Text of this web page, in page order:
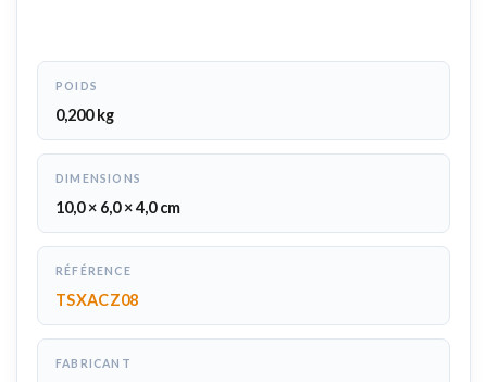
POIDS
0,200 kg
DIMENSIONS
10,0 × 6,0 × 4,0 cm
RÉFÉRENCE
TSXACZ08
FABRICANT